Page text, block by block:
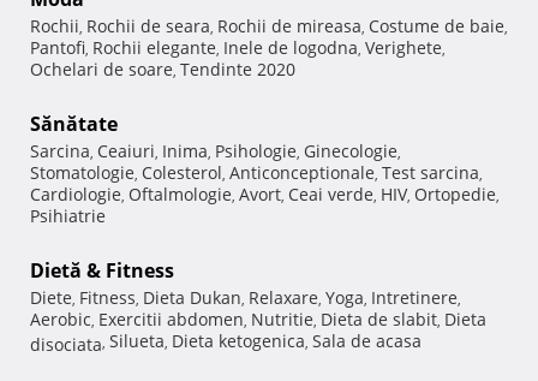
Rochii, Rochii de seara, Rochii de mireasa, Costume de baie,
Pantofi, Rochii elegante, Inele de logodna, Verighete,
Ochelari de soare, Tendinte 2020
Sănătate
Sarcina, Ceaiuri, Inima, Psihologie, Ginecologie,
Stomatologie, Colesterol, Anticonceptionale, Test sarcina,
Cardiologie, Oftalmologie, Avort, Ceai verde, HIV, Ortopedie,
Psihiatrie
Dietă & Fitness
Diete, Fitness, Dieta Dukan, Relaxare, Yoga, Intretinere,
Aerobic, Exercitii abdomen, Nutritie, Dieta de slabit, Dieta
disociata, Silueta, Dieta ketogenica, Sala de acasa